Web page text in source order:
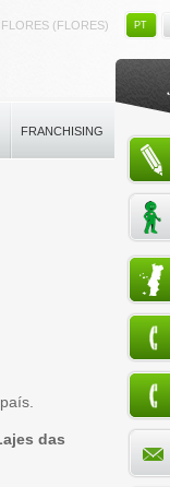
(FLORES) PT
FRANCHISING
das